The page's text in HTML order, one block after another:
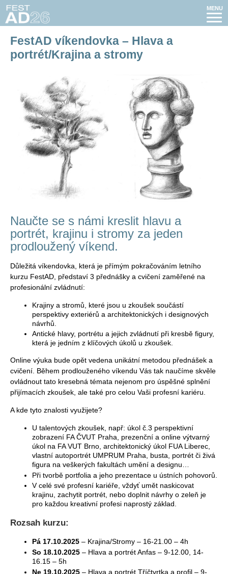
MENU
FestAD víkendovka – Hlava a
portrét/Krajina a stromy
Naučte se s námi kreslit hlavu a
portrét, krajinu i stromy za jeden
prodloužený víkend.
Důležitá víkendovka, která je přímým pokračováním letního
kurzu FestAD, představí 3 přednášky a cvičení zaměřené na
profesionální zvládnutí:
Krajiny a stromů, které jsou u zkoušek součástí
perspektivy exteriérů a architektonických i designových
návrhů.
Antické hlavy, portrétu a jejich zvládnutí při kresbě figury,
která je jedním z klíčových úkolů u zkoušek.
Online výuka bude opět vedena unikátní metodou přednášek a
cvičení. Během prodlouženého víkendu Vás tak naučíme skvěle
ovládnout tato kresebná témata nejenom pro úspěšné splnění
přijímacích zkoušek, ale také pro celou Vaši profesní kariéru.
A kde tyto znalosti využijete?
U talentových zkoušek, např: úkol č.3 perspektivní
zobrazení FA ČVUT Praha, prezenční a online výtvarný
úkol na FA VUT Brno, architektonický úkol FUA Liberec,
vlastní autoportrét UMPRUM Praha, busta, portrét či živá
figura na veškerých fakultách umění a designu…
Při tvorbě portfolia a jeho prezentace u ústních pohovorů.
V celé své profesní kariéře, vždyť umět naskicovat
krajinu, zachytit portrét, nebo doplnit návrhy o zeleň je
pro každou kreativní profesi naprostý základ.
Rozsah kurzu:
Pá 17.10.2025 – Krajina/Stromy – 16-21.00 – 4h
So 18.10.2025 – Hlava a portrét Anfas – 9-12.00, 14-
16.15 – 5h
Ne 19.10.2025 – Hlava a portrét Tříčtvrtka a profil – 9-